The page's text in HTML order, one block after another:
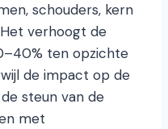
schouders, kern
verhoogt de
ten opzichte
de impact op de
steun van de
met